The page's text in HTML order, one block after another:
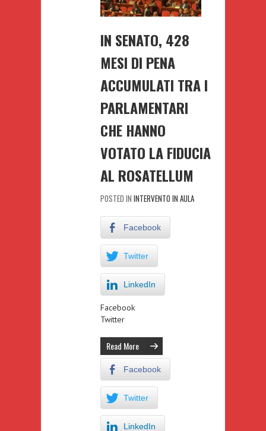
IN SENATO, 428
MESI DI PENA
ACCUMULATI TRA I
PARLAMENTARI
CHE HANNO
VOTATO LA FIDUCIA
AL ROSATELLUM
POSTED IN INTERVENTO IN AULA
Facebook
Twitter
LinkedIn
Facebook
Twitter
Read More
Facebook
Twitter
LinkedIn